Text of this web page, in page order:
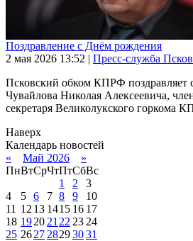
Поздравление с Днём рождения
2 мая 2026 13:52 | Пресс-служба
Псковский обком КПРФ поздравляет
Чувайлова Николая Алексеевича,
секретаря Великолукского горкома
Наверх
Календарь новостей
«
Май 2026
»
ПнВтСрЧтПтСбВс
1
2
3
4
5 6 7 8 9
10
11 12 13 1415 16 17
18 1920 21 22 23 24
25 2627 28293031